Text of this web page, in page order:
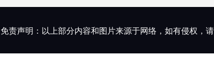
免责声明：以上部分内容和图片来源于网络，如有侵权，